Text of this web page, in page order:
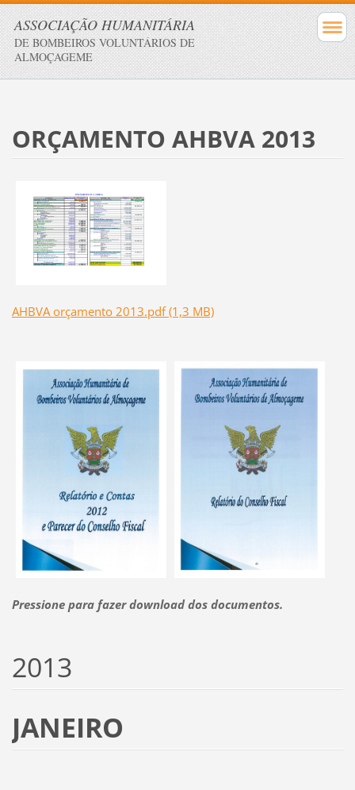
ASSOCIAÇÃO HUMANITÁRIA
DE BOMBEIROS VOLUNTÁRIOS DE
ALMOÇAGEME
ORÇAMENTO AHBVA 2013
AHBVA orçamento 2013.pdf (1,3 MB)
Pressione para fazer download dos documentos.
2013
JANEIRO